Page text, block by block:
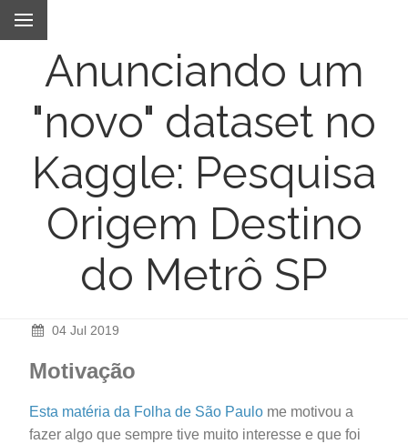
Anunciando um
"novo" dataset no
Kaggle: Pesquisa
Origem Destino
do Metrô SP
04 Jul 2019
Motivação
Esta matéria da Folha de São Paulo me motivou a
fazer algo que sempre tive muito interesse e que foi